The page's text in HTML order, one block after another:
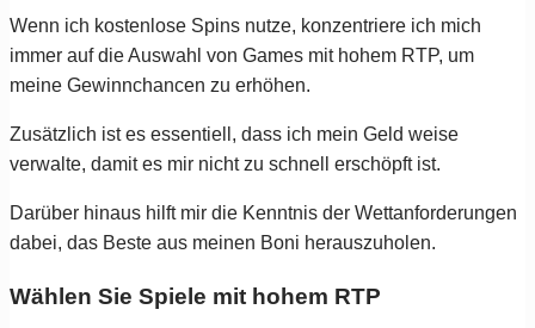
Wenn ich kostenlose Spins nutze, konzentriere ich mich
immer auf die Auswahl von Games mit hohem RTP, um
meine Gewinnchancen zu erhöhen.
Zusätzlich ist es essentiell, dass ich mein Geld weise
verwalte, damit es mir nicht zu schnell erschöpft ist.
Darüber hinaus hilft mir die Kenntnis der Wettanforderungen
dabei, das Beste aus meinen Boni herauszuholen.
Wählen Sie Spiele mit hohem RTP